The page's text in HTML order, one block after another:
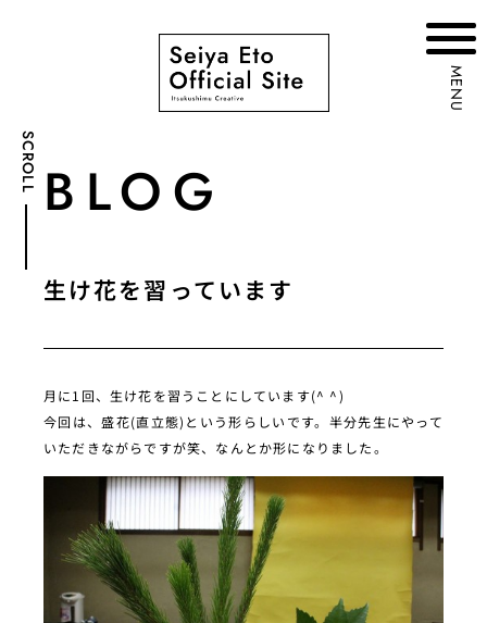
SCROLL
MENU
BLOG
生け花を習っています
月に1回、生け花を習うことにしています(^ ^)
今回は、盛花(直立態)という形らしいです。半分先生にやって
いただきながらですが笑、なんとか形になりました。